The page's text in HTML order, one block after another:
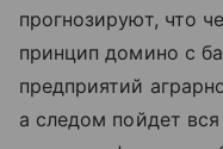
прогнозируют, что
принцип домино с
предприятий
а следом пойдет